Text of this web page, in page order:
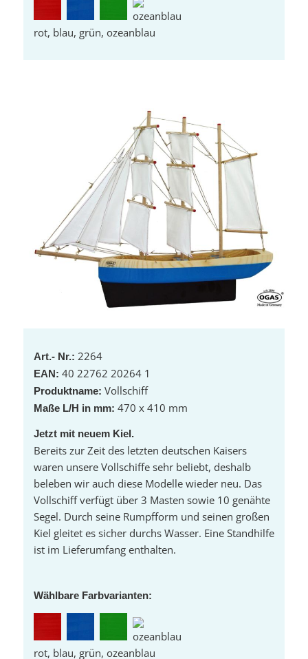
rot, blau, grün, ozeanblau
Art.- Nr.: 2264
EAN: 40 22762 20264 1
Produktname: Vollschiff
Maße L/H in mm: 470 x 410 mm
Jetzt mit neuem Kiel.
Bereits zur Zeit des letzten deutschen Kaisers
waren unsere Vollschiffe sehr beliebt, deshalb
beleben wir auch diese Modelle wieder neu. Das
Vollschiff verfügt über 3 Masten sowie 10 genähte
Segel. Durch seine Rumpfform und seinen großen
Kiel gleitet es sicher durchs Wasser. Eine Standhilfe
ist im Lieferumfang enthalten.
Wählbare Farbvarianten:
rot, blau, grün, ozeanblau